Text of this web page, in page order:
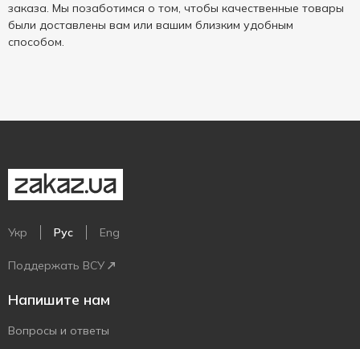
заказа. Мы позаботимся о том, чтобы качественные товары
были доставлены вам или вашим близким удобным
способом.
Укр Рус Eng
Поддержать ВСУ
Напишите нам
Вопросы и ответы